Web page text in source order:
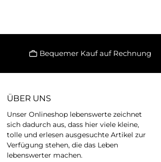
Bequemer Kauf auf Rechnung
ÜBER UNS
Unser Onlineshop lebenswerte zeichnet
sich dadurch aus, dass hier viele kleine,
tolle und erlesen ausgesuchte Artikel zur
Verfügung stehen, die das Leben
lebenswerter machen.